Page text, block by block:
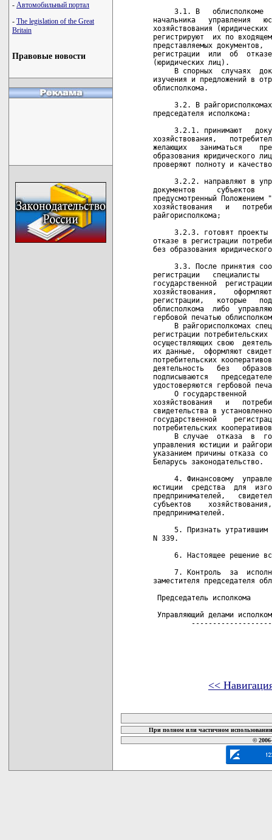
- Автомобильный портал
- The legislation of the Great
Britain
Правовые новости
3.1. В   облисполкоме
начальника   управления
хозяйствования
регистрируют  их по
представляемых
регистрации  или  об
(юридических лиц).
В спорных  случаях
изучения и предложений в
облисполкома.
3.2. В
председателя исполкома:
3.2.1. принимают
хозяйствования,
желающих   заниматься
образования юридического
проверяют полноту и
3.2.2. направляют в
документов     субъектов
предусмотренный Положением
хозяйствования   и
райгорисполкома;
3.2.3. готовят проекты
отказе в регистрации
без образования
3.3. После принятия
регистрации   специалисты
государственной
хозяйствования,
регистрации,   которые
облисполкома  либо
гербовой печатью
В райгорисполкомах
регистрации
осуществляющих свою
их данные,  оформляют
потребительских
деятельность   без
подписываются
удостоверяются гербовой
О государственной
хозяйствования   и
свидетельства в
государственной
потребительских
В случае  отказа  в
управления юстиции и
указанием причины отказа
Беларусь законодательство.
4. Финансовому
юстиции  средства  для
предпринимателей,
субъектов
предпринимателей.
5. Признать утратившим
N 339.
6. Настоящее решение
7. Контроль  за
заместителя председателя
Председатель
Управляющий делами
<<
При полном или частичном
©